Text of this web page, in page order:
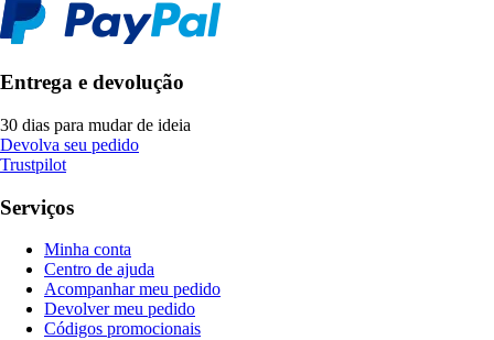
Entrega e devolução
30 dias para mudar de ideia
Devolva seu pedido
Trustpilot
Serviços
Minha conta
Centro de ajuda
Acompanhar meu pedido
Devolver meu pedido
Códigos promocionais